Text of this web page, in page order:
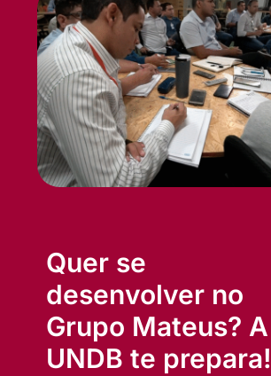
Quer se
desenvolver no
Grupo Mateus? A
UNDB te prepara!